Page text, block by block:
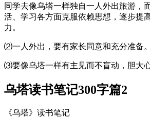
同学去像乌塔一样独自一人外出旅游，
活、学习各方面克服依赖思想，逐步提
力。
⑵一人外出，要有家长同意和充分准备。
⑶要像乌塔一样有主见而不盲动，胆大
乌塔读书笔记300字篇2
《乌塔》读书笔记